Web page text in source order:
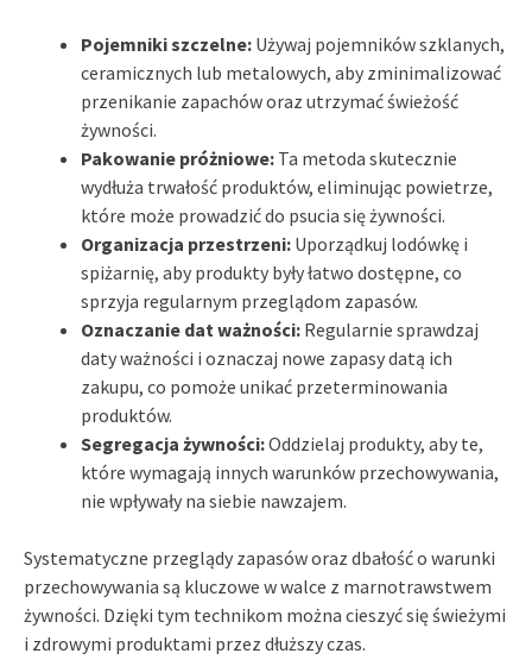
Pojemniki szczelne: Używaj pojemników szklanych,
ceramicznych lub metalowych, aby zminimalizować
przenikanie zapachów oraz utrzymać świeżość
żywności.
Pakowanie próżniowe: Ta metoda skutecznie
wydłuża trwałość produktów, eliminując powietrze,
które może prowadzić do psucia się żywności.
Organizacja przestrzeni: Uporządkuj lodówkę i
spiżarnię, aby produkty były łatwo dostępne, co
sprzyja regularnym przeglądom zapasów.
Oznaczanie dat ważności: Regularnie sprawdzaj
daty ważności i oznaczaj nowe zapasy datą ich
zakupu, co pomoże unikać przeterminowania
produktów.
Segregacja żywności:Oddzielaj produkty, aby te,
które wymagają innych warunków przechowywania,
nie wpływały na siebie nawzajem.
Systematyczne przeglądy zapasów oraz dbałość o warunki
przechowywania są kluczowe w walce z marnotrawstwem
żywności. Dzięki tym technikom można cieszyć się świeżymi
i zdrowymi produktami przez dłuższy czas.